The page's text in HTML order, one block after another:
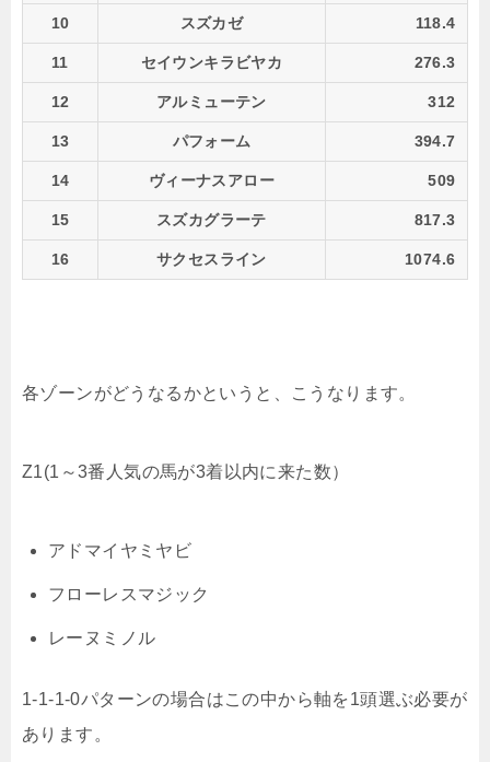
10 スズカゼ 118.4
11 セイウンキラビヤカ 276.3
12 アルミューテン 312
13 パフォーム 394.7
14 ヴィーナスアロー 509
15 スズカグラーテ 817.3
16 サクセスライン 1074.6
各ゾーンがどうなるかというと、こうなります。
Z1(1～3番人気の馬が3着以内に来た数）
アドマイヤミヤビ
フローレスマジック
レーヌミノル
1-1-1-0パターンの場合はこの中から軸を1頭選ぶ必要が
あります。